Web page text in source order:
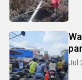
Jul